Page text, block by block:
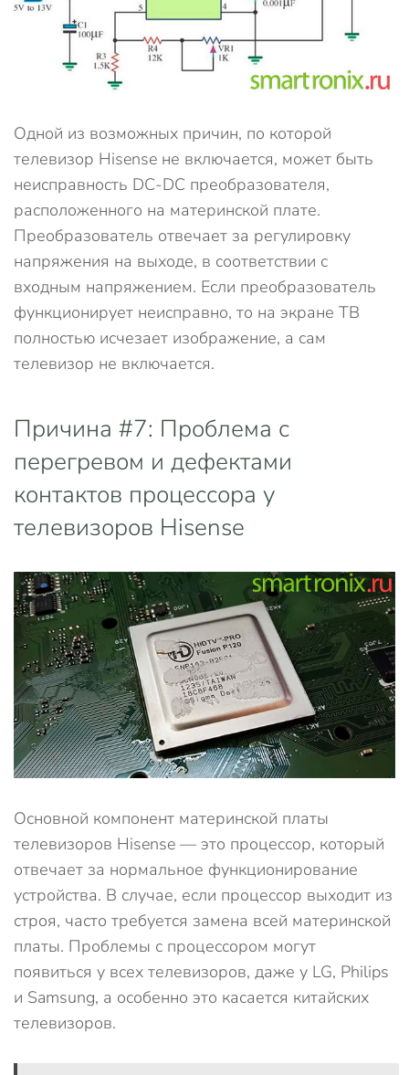
Одной из возможных причин, по которой
телевизор Hisense не включается, может быть
неисправность DC-DC преобразователя,
расположенного на материнской плате.
Преобразователь отвечает за регулировку
напряжения на выходе, в соответствии с
входным напряжением. Если преобразователь
функционирует неисправно, то на экране ТВ
полностью исчезает изображение, а сам
телевизор не включается.
Причина #7: Проблема с
перегревом и дефектами
контактов процессора у
телевизоров Hisense
Основной компонент материнской платы
телевизоров Hisense — это процессор, который
отвечает за нормальное функционирование
устройства. В случае, если процессор выходит из
строя, часто требуется замена всей материнской
платы. Проблемы с процессором могут
появиться у всех телевизоров, даже у LG, Philips
и Samsung, а особенно это касается китайских
телевизоров.